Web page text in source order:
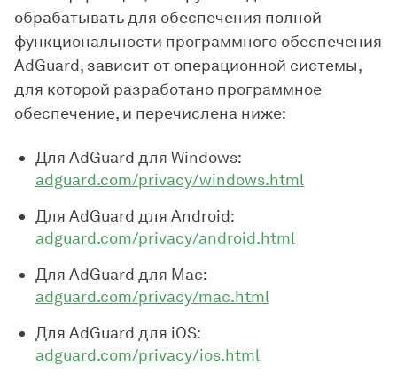
обрабатывать для обеспечения полной
функциональности программного обеспечения
AdGuard, зависит от операционной системы,
для которой разработано программное
обеспечение, и перечислена ниже:
Для AdGuard для Windows:
adguard.com/privacy/windows.html
Для AdGuard для Android:
adguard.com/privacy/android.html
Для AdGuard для Mac:
adguard.com/privacy/mac.html
Для AdGuard для iOS:
adguard.com/privacy/ios.html